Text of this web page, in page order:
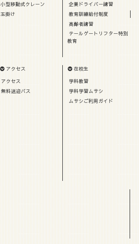
小型移動式クレーン
玉掛け
企業ドライバー講習
教育訓練給付制度
高齢者講習
テールゲートリフター特別
教育
アクセス
アクセス
無料送迎バス
在校生
学科教習
学科学習ムサシ
ムサシご利用ガイド